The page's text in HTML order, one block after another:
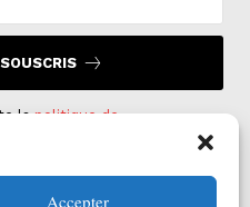
Accepter
lapolitique de